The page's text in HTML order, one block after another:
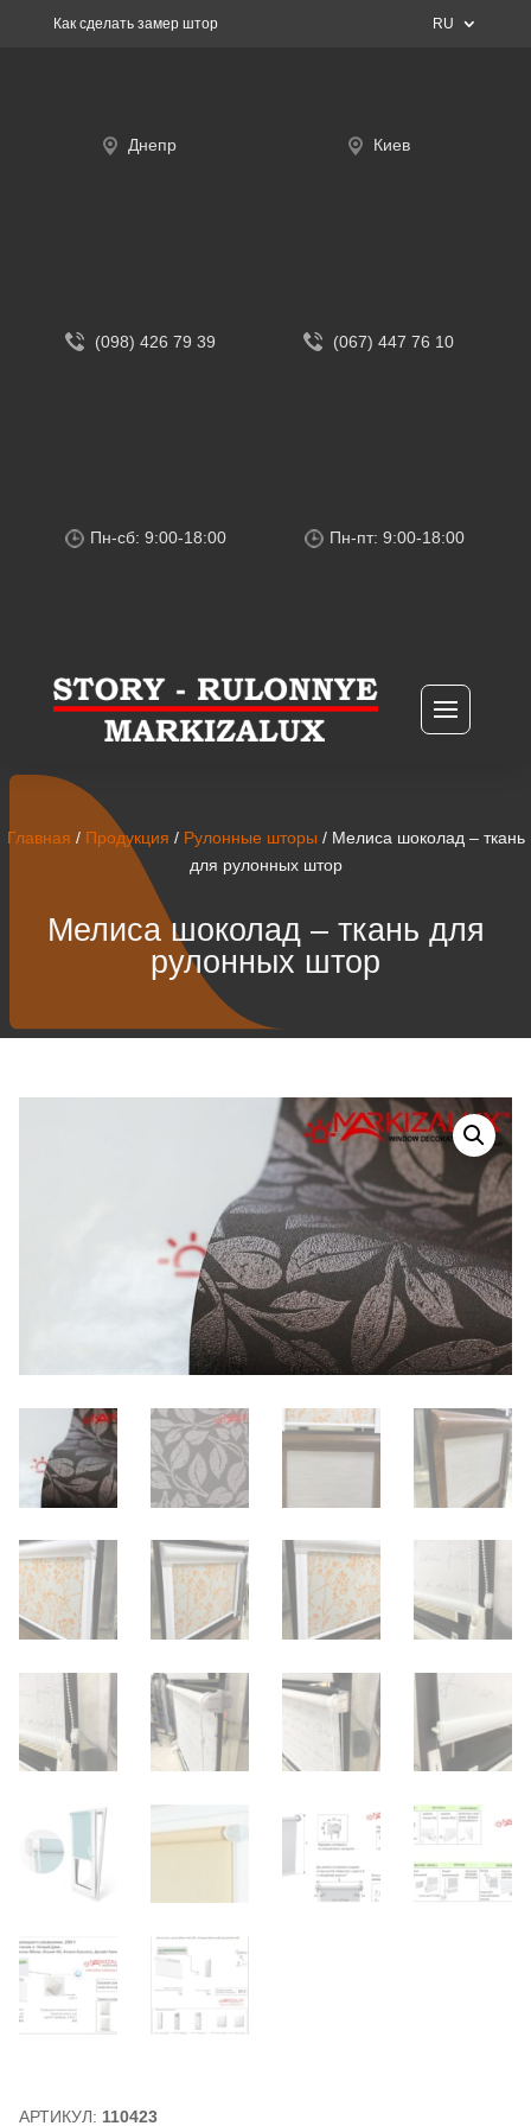
Как сделать замер штор RU
Днепр
(098) 426 79 39
Пн-сб: 9:00-18:00
Киев
(067) 447 76 10
Пн-пт: 9:00-18:00
Главная / Продукция / Рулонные шторы / Мелиса шоколад – ткань
для рулонных штор
Мелиса шоколад – ткань для
рулонных штор
АРТИКУЛ: 110423